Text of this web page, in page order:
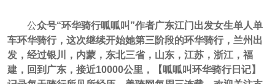
公众号“环华骑行呱呱叫”作者广东江门出发女生单人单
车环华骑行，这次继续开始她第三阶段的环华骑行，兰州出
发，经过银川，内蒙，东北三省，山东，江苏，浙江，福
建，回到广东，接近10000公里，【呱呱叫环华骑行日记】